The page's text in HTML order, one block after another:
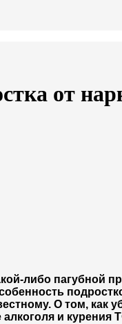
от
либо пагубной
О том, как
и